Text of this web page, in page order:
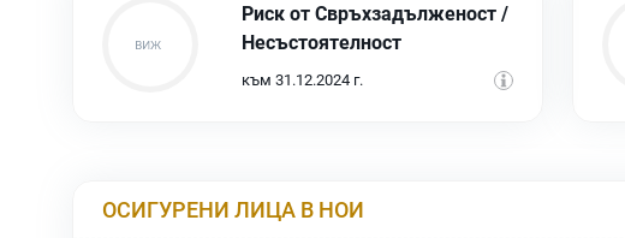
Риск от Свръхзадълженост /
Несъстоятелност
към 31.12.2024 г.
ОСИГУРЕНИ ЛИЦА В НОИ